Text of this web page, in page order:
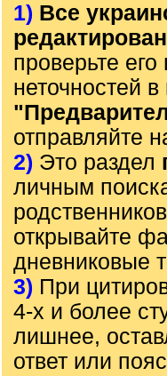
1) Все
проверьте
неточностей
отправляйте
2) Это раздел
личным
открывайте
дневниковые
3) При
4-х и более
лишнее,
ответ или